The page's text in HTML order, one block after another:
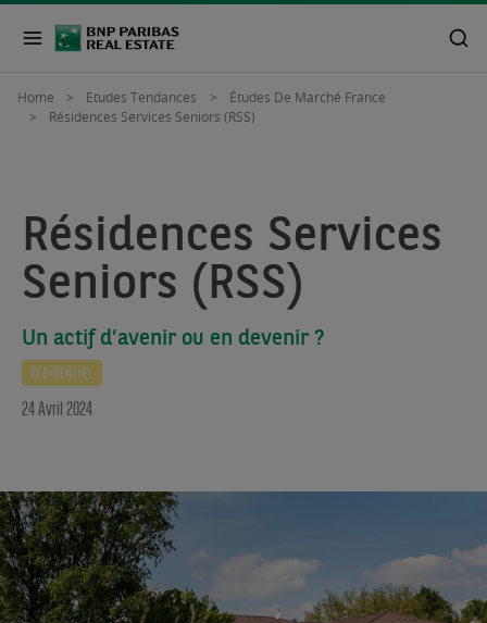
Home Etudes Tendances
Études De Marché France
Résidences Services Seniors (RSS)
Résidences Services
Seniors (RSS)
Un actif d’avenir ou en devenir ?
RÉSIDENTIEL
24 Avril 2024